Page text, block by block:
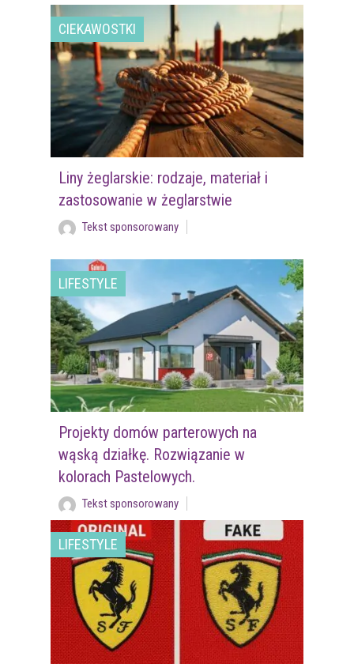
CIEKAWOSTKI
Liny żeglarskie: rodzaje, materiał i
zastosowanie w żeglarstwie
Tekst sponsorowany
LIFESTYLE
Projekty domów parterowych na
wąską działkę. Rozwiązanie w
kolorach Pastelowych.
Tekst sponsorowany
LIFESTYLE